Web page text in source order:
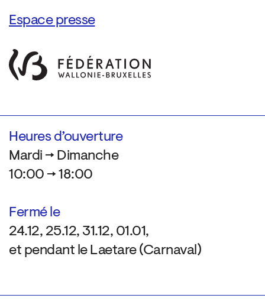
Espace presse
Heures d’ouverture
Mardi → Dimanche
10:00 → 18:00
Fermé le
24.12, 25.12, 31.12, 01.01,
et pendant le Laetare (Carnaval)